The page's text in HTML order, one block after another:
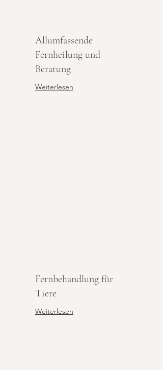
Allumfassende
Fernheilung und
Beratung
Weiterlesen
Fernbehandlung für
Tiere
Weiterlesen